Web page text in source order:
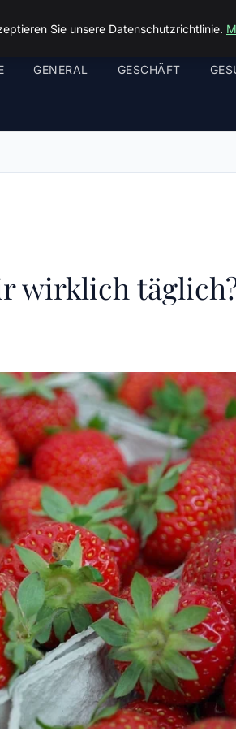
GENERAL GESCHÄFT
wirklich
Sie unsere Datenschutzrichtlinie.